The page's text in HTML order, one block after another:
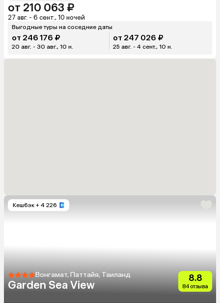
от 210 063 ₽
27 авг. - 6 сент., 10 ночей
Выгодные туры на соседние даты
от 246 176 ₽
20 авг. - 30 авг., 10 н.
от 247 026 ₽
25 авг. - 4 сент., 10 н.
Кешбэк + 4 226
Вонгамат, Паттайя, Таиланд
Garden Sea View
8.8
84 отзыва